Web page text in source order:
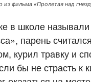
фильма «Пролетая над
в школе
парень
курил травку и
бы не страсть к